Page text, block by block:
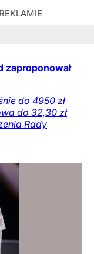
zaproponował
do 4950 zł
do 32,30 zł
Rady